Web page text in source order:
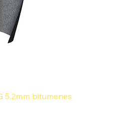
5,2mm bitumenes